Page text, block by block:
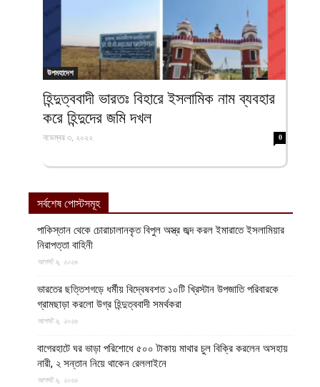
উপমহাদেশ
হিন্দুত্ববাদী ভারতঃ বিহারে ইসলামিক নাম ব্যবহার
করে হিন্দুদের জমি দখল
নভেম্বর ৩, ২০২২ 0
সর্বশেষ পোস্টসমূহ
পাকিস্তান থেকে চোরাচালানকৃত বিপুল অস্ত্র জব্দ করল ইমারাতে ইসলামিয়ার
নিরাপত্তা বাহিনী
আগস্ট ৯, ২০২৬
ভারতের ছত্তিশগড়ে ধর্মীয় বিদ্বেষবশত ১০টি খ্রিস্টান উপজাতি পরিবারকে
গ্রামছাড়া করলো উগ্র হিন্দুত্ববাদী সমর্থকরা
আগস্ট ৯, ২০২৬
বাগেরহাটে ঘর ভাড়া পরিশোধে ৫০০ টাকায় মাথার চুল বিক্রি করলেন অসহায়
নারী, ২ সন্তান নিয়ে থাকেন রেললাইনে
আগস্ট ৯, ২০২৬